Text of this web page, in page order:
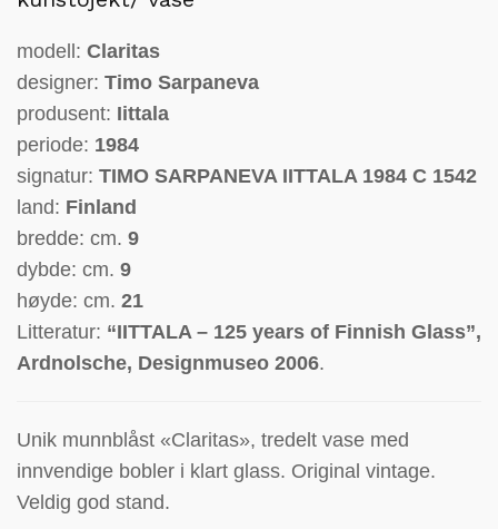
modell: Claritas
designer: Timo Sarpaneva
produsent: Iittala
periode: 1984
signatur: TIMO SARPANEVA IITTALA 1984 C 1542
land: Finland
bredde: cm. 9
dybde: cm. 9
høyde: cm. 21
Litteratur: “IITTALA – 125 years of Finnish Glass”,
Ardnolsche, Designmuseo 2006.
Unik munnblåst «Claritas», tredelt vase med
innvendige bobler i klart glass. Original vintage.
Veldig god stand.